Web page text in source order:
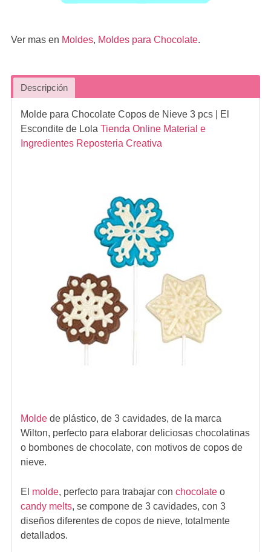
Ver mas en Moldes, Moldes para Chocolate.
Descripción
Molde para Chocolate Copos de Nieve 3 pcs| El
Escondite de Lola Tienda Online Material e
Ingredientes Reposteria Creativa
Moldede plástico, de 3 cavidades, de la marca
Wilton, perfecto para elaborar deliciosas chocolatinas
o bombones de chocolate, con motivos de copos de
nieve.
El molde, perfecto para trabajar con chocolateo
candy melts, se compone de 3 cavidades, con 3
diseños diferentes de copos de nieve, totalmente
detallados.